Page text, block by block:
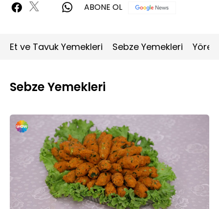
ABONE OL
Et ve Tavuk Yemekleri Sebze Yemekleri
Sebze Yemekleri